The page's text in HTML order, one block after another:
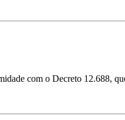
com o Decreto 12.688,